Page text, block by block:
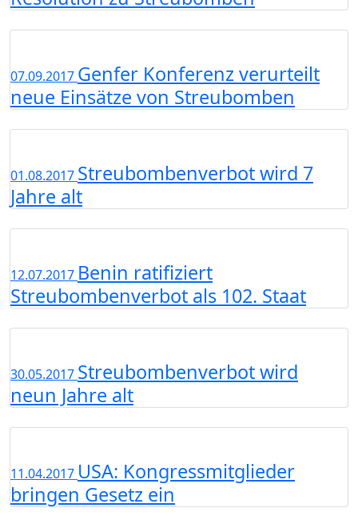
07.09.2017 Genfer Konferenz verurteilt
neue Einsätze von Streubomben
01.08.2017 Streubombenverbot wird 7
Jahre alt
12.07.2017 Benin ratifiziert
Streubombenverbot als 102. Staat
30.05.2017 Streubombenverbot wird
neun Jahre alt
11.04.2017 USA: Kongressmitglieder
bringen Gesetz ein